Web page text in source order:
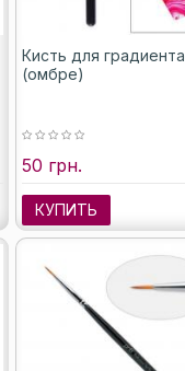
Кисть для градиента
(омбре)
50 грн.
КУПИТЬ